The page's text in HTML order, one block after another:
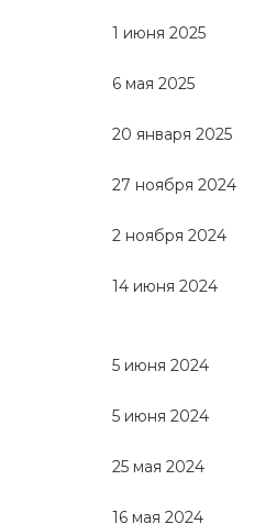
1 июня 2025
6 мая 2025
20 января 2025
27 ноября 2024
2 ноября 2024
14 июня 2024
5 июня 2024
5 июня 2024
25 мая 2024
16 мая 2024